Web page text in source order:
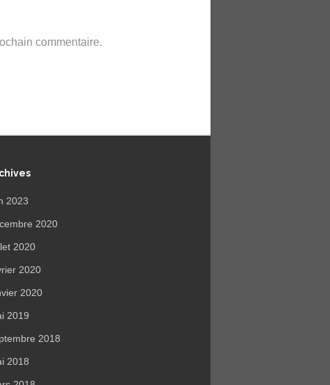
commentaire.
2023
2020
2020
2020
2020
2019
2018
2018